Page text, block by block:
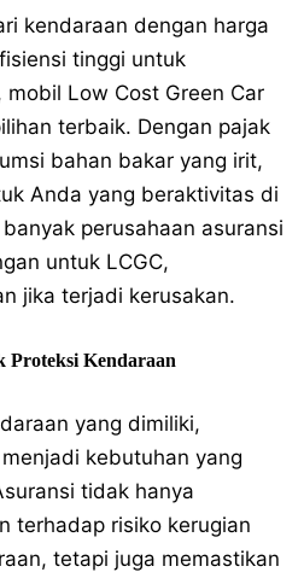
kendaraan dengan harga
tinggi untuk
Low Cost Green Car
terbaik. Dengan pajak
bahan bakar yang irit,
Anda yang beraktivitas di
perusahaan asuransi
untuk LCGC,
jika terjadi kerusakan.
Proteksi Kendaraan
yang dimiliki,
kebutuhan yang
tidak hanya
terhadap risiko kerugian
tetapi juga memastikan